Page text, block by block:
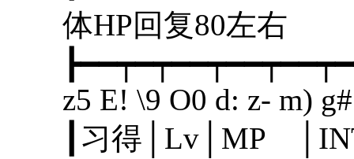
体HP回
z5 E! \9 O0 d: z- m)
┃习得│Lv│MP